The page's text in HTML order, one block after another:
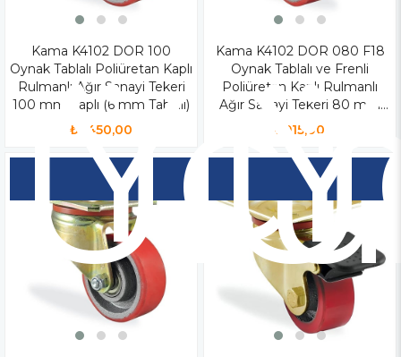
Kama K4102 DOR 100
Oynak Tablalı Poliüretan Kaplı
Rulmanlı Ağır Sanayi Tekeri
100 mm Çaplı (6 mm Tablalı)
₺1.450,00
Kama K4102 DOR 080 F18
Oynak Tablalı ve Frenli
Poliüretan Kaplı Rulmanlı
Ağır Sanayi Tekeri 80 mm
Çaplı
₺915,00